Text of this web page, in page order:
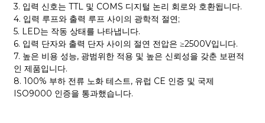
3. 입력 신호는 TTL 및 COMS 디지털 논리 회로와 호환됩니다.
4. 입력 루프와 출력 루프 사이의 광학적 절연;
5. LED는 작동 상태를 나타냅니다.
6. 입력 단자와 출력 단자 사이의 절연 전압은 ≥2500V입니다.
7. 높은 비용 성능, 광범위한 적용 및 높은 신뢰성을 갖춘 보편적
인 제품입니다.
8. 100% 부하 전류 노화 테스트, 유럽 CE 인증 및 국제
ISO9000 인증을 통과했습니다.